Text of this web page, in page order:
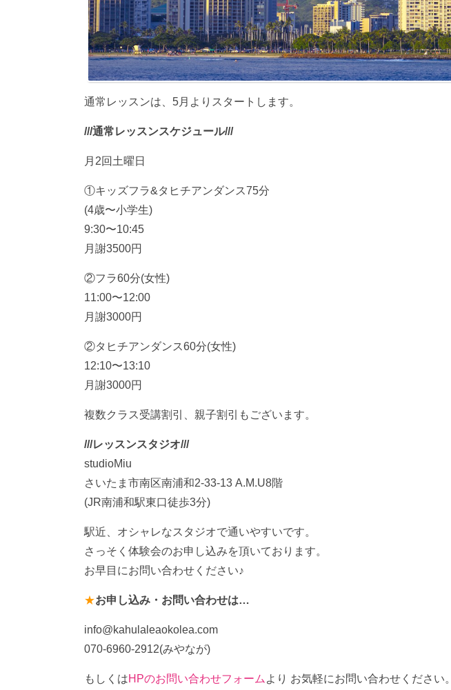
通常レッスンは、5月よりスタートします。
///通常レッスンスケジュール///
月2回土曜日
①キッズフラ&タヒチアンダンス75分
(4歳〜小学生)
9:30〜10:45
月謝3500円
②フラ60分(女性)
11:00〜12:00
月謝3000円
②タヒチアンダンス60分(女性)
12:10〜13:10
月謝3000円
複数クラス受講割引、親子割引もございます。
///レッスンスタジオ///
studioMiu
さいたま市南区南浦和2-33-13 A.M.U8階
(JR南浦和駅東口徒歩3分)
駅近、オシャレなスタジオで通いやすいです。
さっそく体験会のお申し込みを頂いております。
お早目にお問い合わせください♪
★お申し込み・お問い合わせは…
info@kahulaleaokolea.com
070-6960-2912(みやなが)
もしくはHPのお問い合わせフォーム より お気軽にお問い合わせください。